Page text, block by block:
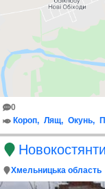
0
Короп
Лящ Окунь
Хмельницька область